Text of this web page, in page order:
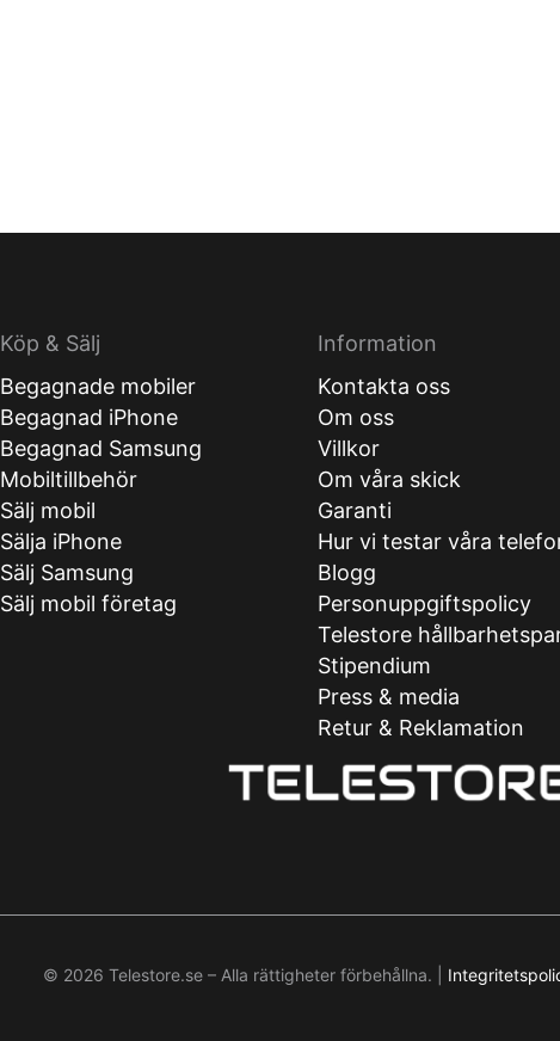
Köp & Sälj
Begagnade mobiler
Begagnad iPhone
Begagnad Samsung
Mobiltillbehör
Sälj mobil
Sälja iPhone
Sälj Samsung
Sälj mobil företag
Information
Kontakta oss
Om oss
Villkor
Om våra skick
Garanti
Hur vi testar våra
Blogg
Personuppgiftspolicy
Telestore
Stipendium
Press & media
Retur & Reklamation
© 2026 Telestore.se – Alla rättigheter förbehållna. |